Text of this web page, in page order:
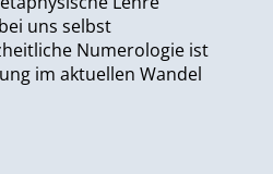
uns selbst
Numerologie ist
im aktuellen Wandel